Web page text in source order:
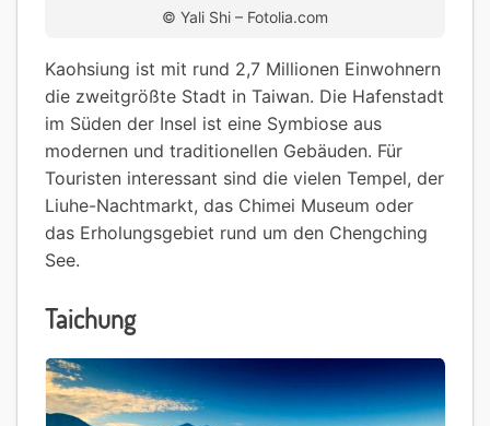
© Yali Shi – Fotolia.com
Kaohsiung ist mit rund 2,7 Millionen Einwohnern
die zweitgrößte Stadt in Taiwan. Die Hafenstadt
im Süden der Insel ist eine Symbiose aus
modernen und traditionellen Gebäuden. Für
Touristen interessant sind die vielen Tempel, der
Liuhe-Nachtmarkt, das Chimei Museum oder
das Erholungsgebiet rund um den Chengching
See.
Taichung